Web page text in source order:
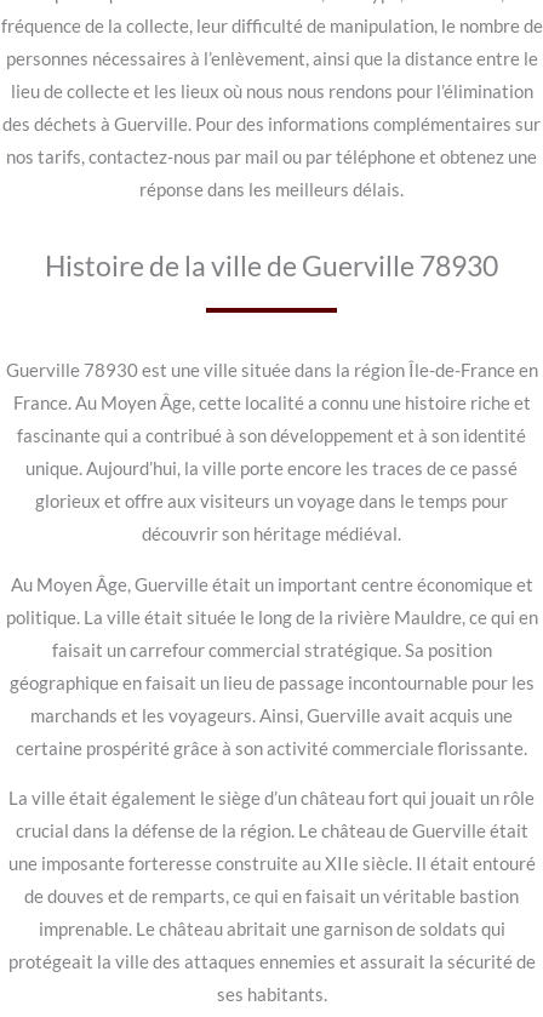
fréquence de la collecte, leur difficulté de manipulation, le nombre de
personnes nécessaires à l’enlèvement, ainsi que la distance entre le
lieu de collecte et les lieux où nous nous rendons pour l’élimination
des déchets à Guerville. Pour des informations complémentaires sur
nos tarifs, contactez-nous par mail ou par téléphone et obtenez une
réponse dans les meilleurs délais.
Histoire de la ville de Guerville 78930
Guerville 78930 est une ville située dans la région Île-de-France en
France. Au Moyen Âge, cette localité a connu une histoire riche et
fascinante qui a contribué à son développement et à son identité
unique. Aujourd’hui, la ville porte encore les traces de ce passé
glorieux et offre aux visiteurs un voyage dans le temps pour
découvrir son héritage médiéval.
Au Moyen Âge, Guerville était un important centre économique et
politique. La ville était située le long de la rivière Mauldre, ce qui en
faisait un carrefour commercial stratégique. Sa position
géographique en faisait un lieu de passage incontournable pour les
marchands et les voyageurs. Ainsi, Guerville avait acquis une
certaine prospérité grâce à son activité commerciale florissante.
La ville était également le siège d’un château fort qui jouait un rôle
crucial dans la défense de la région. Le château de Guerville était
une imposante forteresse construite au XIIe siècle. Il était entouré
de douves et de remparts, ce qui en faisait un véritable bastion
imprenable. Le château abritait une garnison de soldats qui
protégeait la ville des attaques ennemies et assurait la sécurité de
ses habitants.